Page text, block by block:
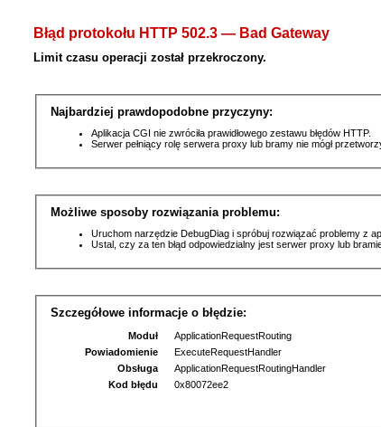
Błąd protokołu HTTP 502.3 — Bad Gateway
Limit czasu operacji został przekroczony.
Najbardziej prawdopodobne przyczyny:
Aplikacja CGI nie zwróciła prawidłowego zestawu błędów HTTP.
Serwer pełniący rolę serwera proxy lub bramy nie mógł
Możliwe sposoby rozwiązania problemu:
Uruchom narzędzie DebugDiag i spróbuj rozwiązać problemy z
Ustal, czy za ten błąd odpowiedzialny jest serwer proxy lub
Szczegółowe informacje o błędzie:
Moduł
ApplicationRequestRouting
Powiadomienie
ExecuteRequestHandler
Obsługa
ApplicationRequestRoutingHandler
Kod błędu
0x80072ee2